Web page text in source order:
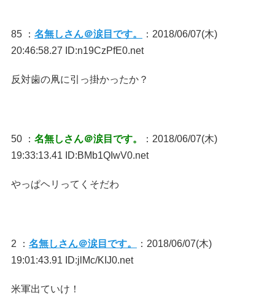
85 ： 名無しさん＠涙目です。
：2018/06/07(木)
20:46:58.27 ID:n19CzPfE0.net
反対歯の凧に引っ掛かったか？
50 ： 名無しさん＠涙目です。
：2018/06/07(木)
19:33:13.41 ID:BMb1QIwV0.net
やっぱヘリってくそだわ
2 ： 名無しさん＠涙目です。
：2018/06/07(木)
19:01:43.91 ID:jlMc/KIJ0.net
米軍出ていけ！